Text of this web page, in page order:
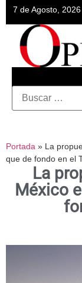
7 de Agosto, 2026
Portada » La
que de fondo en el
La
México